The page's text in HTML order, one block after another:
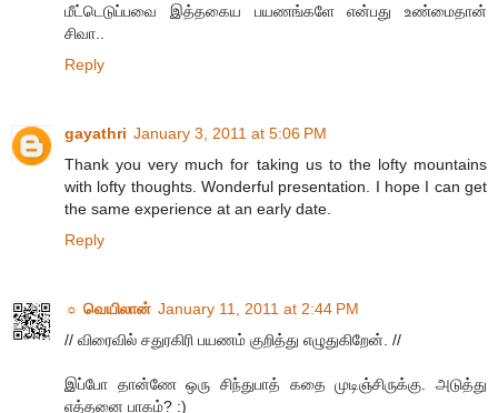
மீட்டெடுப்பவை இத்தகைய பயணங்களே என்பது உண்மைதான்
சிவா..
Reply
gayathri January 3, 2011 at 5:06 PM
Thank you very much for taking us to the lofty mountains
with lofty thoughts. Wonderful presentation. I hope I can get
the same experience at an early date.
Reply
☼ வெயிலான் January 11, 2011 at 2:44 PM
// விரைவில் சதுரகிரி பயணம் குறித்து எழுதுகிறேன். //
இப்போ தான்ணே ஒரு சிந்துபாத் கதை முடிஞ்சிருக்கு. அடுத்து
எத்தனை பாகம்? :)